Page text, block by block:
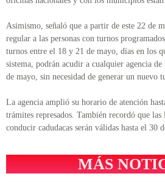
Asimismo, señaló que a partir de este 22 de
regular a las personas con turnos
turnos entre el 18 y 21 de mayo, días en los
sistema, podrán acudir a cualquier agencia
de mayo, sin necesidad de generar un nuevo
La agencia amplió su horario de atención
trámites represados. También recordó que las
conducir cadudacas serán válidas hasta el 30
MÁS